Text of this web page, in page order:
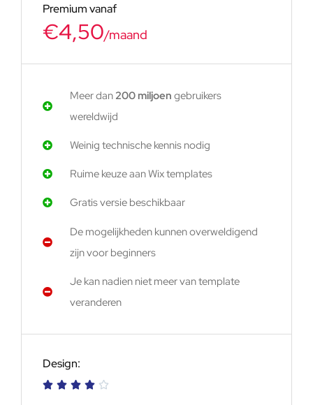
Premium vanaf
€4,50/maand
Meer dan 200 miljoen gebruikers
wereldwijd
Weinig technische kennis nodig
Ruime keuze aan Wix templates
Gratis versie beschikbaar
De mogelijkheden kunnen overweldigend
zijn voor beginners
Je kan nadien niet meer van template
veranderen
Design:
    